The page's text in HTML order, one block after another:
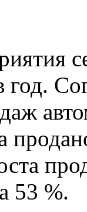
53 %.